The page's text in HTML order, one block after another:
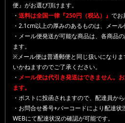
便』がお選び頂けます。
・ 送料は全国一律『250円（税込）』 でお
・2.1cm以上の厚みのあるものは、メール
・メール便発送が可能な商品は、各商品
ます。
※メール便は普通郵便と同じ扱いになり
いかねますのでご了承ください。
・ メール便は代引き発送はできません。
ます。
・ポストに投函されますので、配達員か
・お問合せ番号+バーコードにより配達状
WEBにて配達状況の確認が可能です。